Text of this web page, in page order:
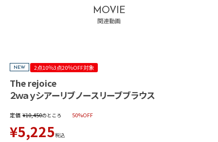
MOVIE
関連動画
NEW 2点10％3点20％OFF対象
The rejoice
２ｗａｙシアーリブノースリーブブラウス
定価 ¥10,450のところ 50%OFF
¥5,225税込